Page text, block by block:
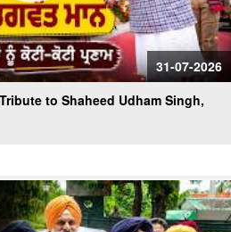
31-07-2026
to Shaheed Udham Singh,